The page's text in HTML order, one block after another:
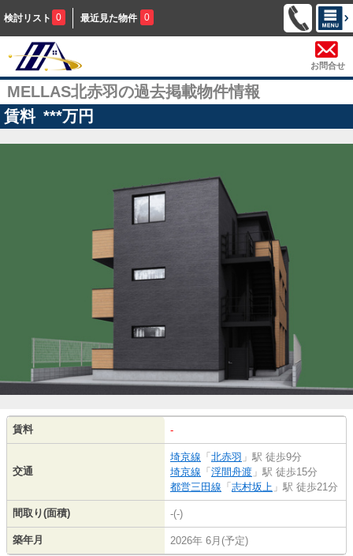
検討リスト 0 最近見た物件 0
お問合せ
MELLAS北赤羽の過去掲載物件情報
賃料 ***万円
賃料 -
交通
埼京線 「 北赤羽 」駅 徒歩9分
埼京線 「 浮間舟渡 」駅 徒歩15分
都営三田線 「 志村坂上 」駅 徒歩21分
間取り(面積) -(-)
築年月 2026年 6月(予定)